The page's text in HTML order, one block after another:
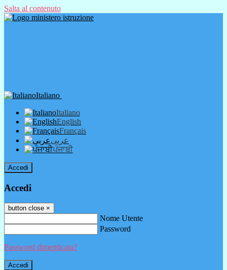
Salta al contenuto
Italiano
Italiano
English
Français
عربى
ਪੰਜਾਬੀ
Accedi
Accedi
button close ×
Nome Utente
Password
Password dimenticata?